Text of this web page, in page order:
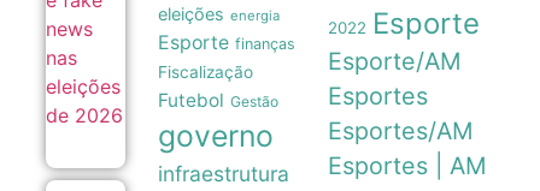
eleições energia
Esporte finanças
Fiscalização
Futebol Gestão
governo
infraestrutura
2022 Esporte
Esporte/AM
Esportes
Esportes/AM
Esportes | AM